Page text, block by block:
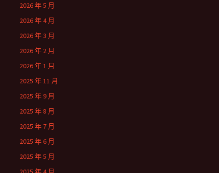
2026 年 5 月
2026 年 4 月
2026 年 3 月
2026 年 2 月
2026 年 1 月
2025 年 11 月
2025 年 9 月
2025 年 8 月
2025 年 7 月
2025 年 6 月
2025 年 5 月